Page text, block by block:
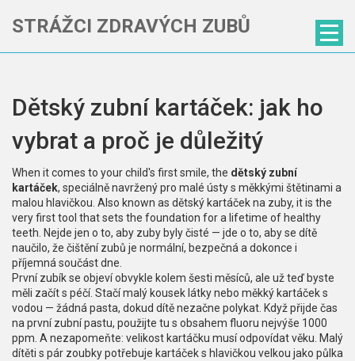
STRÁŽCI ZDRAVÝCH ZUBŮ
Dětský zubní kartáček: jak ho
vybrat a proč je důležitý
When it comes to your child's first smile, the dětský zubní
kartáček, speciálně navržený pro malé ústy s měkkými štětinami a
malou hlavičkou . Also known as dětský kartáček na zuby, it is the
very first tool that sets the foundation for a lifetime of healthy
teeth. Nejde jen o to, aby zuby byly čisté — jde o to, aby se dítě
naučilo, že čištění zubů je normální, bezpečná a dokonce i
příjemná součást dne.
První zubík se objeví obvykle kolem šesti měsíců, ale už teď byste
měli začít s péčí. Stačí malý kousek látky nebo měkký kartáček s
vodou — žádná pasta, dokud dítě nezačne polykat. Když přijde čas
na první zubní pastu, použijte tu s obsahem fluoru nejvýše 1000
ppm. A nezapomeňte: velikost kartáčku musí odpovídat věku. Malý
dítěti s pár zoubky potřebuje kartáček s hlavičkou velkou jako půlka